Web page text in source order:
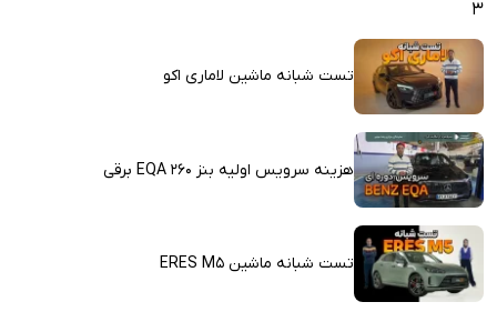
تست شبانه ماشین لاماری اکو
هزینه سرویس اولیه بنز EQA 260 برقی
تست شبانه ماشین ERES M5